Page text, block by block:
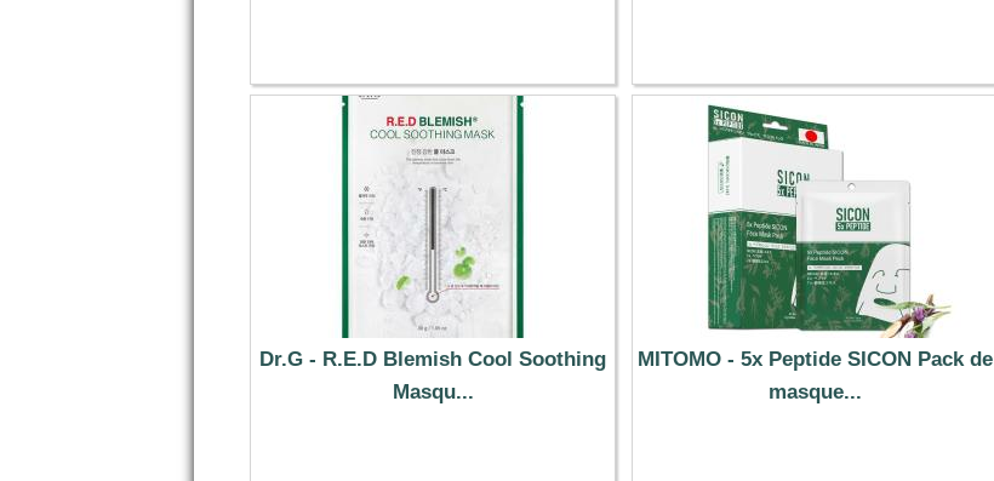
Dr.G - R.E.D Blemish Cool Soothing
Masqu...
MITOMO - 5x Peptide SICON Pack de
masque...